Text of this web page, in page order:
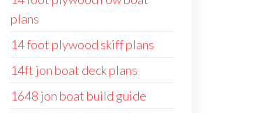
plans
14 foot plywood skiff plans
14ft jon boat deck plans
1648 jon boat build guide